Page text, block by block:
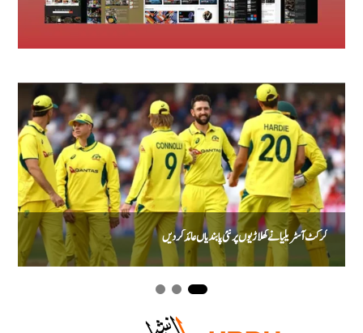
کرکٹ آسٹریلیا نے کھلاڑیوں پر نئی پابندیاں عائد کر دیں